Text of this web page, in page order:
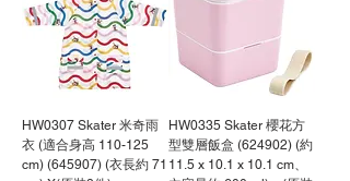
HW0307 Skater 米奇雨
衣 (適合身高 110-125
cm) (645907) (衣長約 71
HW0335 Skater 櫻花方
型雙層飯盒 (624902) (約
11.5 x 10.1 x 10.1 cm、